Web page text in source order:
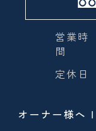
営業時
間
定休日
オーナー様へ